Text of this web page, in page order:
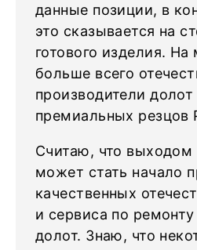
данные позиции, в
это сказывается на
готового изделия. На
больше всего
производители долот
премиальных резцов
Считаю, что выходом
может стать начало
качественных
и сервиса по
долот. Знаю, что